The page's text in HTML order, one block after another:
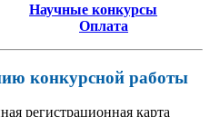
Научные конкурсы
Оплата
конкурсной работы
регистрационная карта